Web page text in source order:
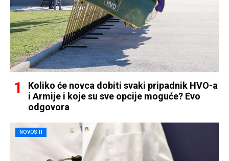
Koliko će novca dobiti svaki pripadnik HVO-a
i Armije i koje su sve opcije moguće? Evo
odgovora
NOVOSTI